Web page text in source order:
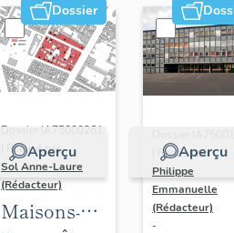
Dossier
Aperçu
Dossier IA75000261
| Réalisé par
Sol Anne-Laure
(Rédacteur)
Maisons-
Aperçu
| Réalisé par
Philippe
Emmanuelle
(Rédacteur)
-